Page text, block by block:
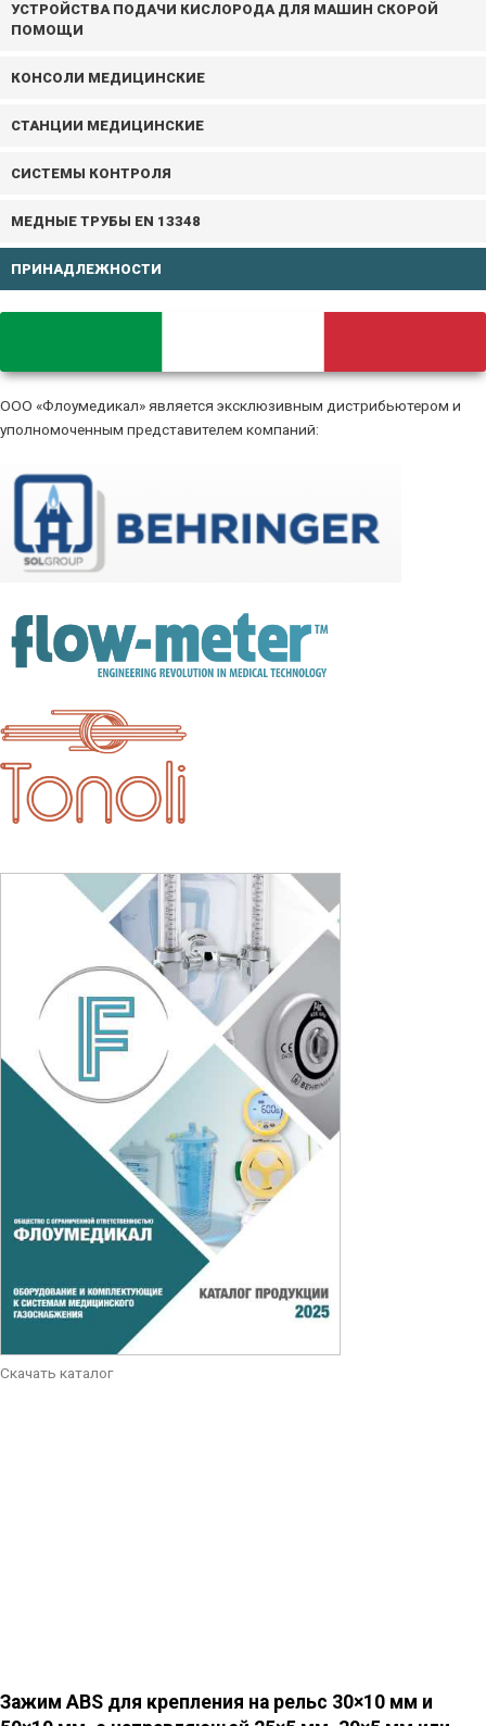
УСТРОЙСТВА ПОДАЧИ КИСЛОРОДА ДЛЯ МАШИН СКОРОЙ
ПОМОЩИ
КОНСОЛИ МЕДИЦИНСКИЕ
СТАНЦИИ МЕДИЦИНСКИЕ
СИСТЕМЫ КОНТРОЛЯ
МЕДНЫЕ ТРУБЫ EN 13348
ПРИНАДЛЕЖНОСТИ
ООО «Флоумедикал» является эксклюзивным дистрибьютером и
уполномоченным представителем компаний:
Скачать каталог
Зажим ABS для крепления на рельс 30×10 мм и